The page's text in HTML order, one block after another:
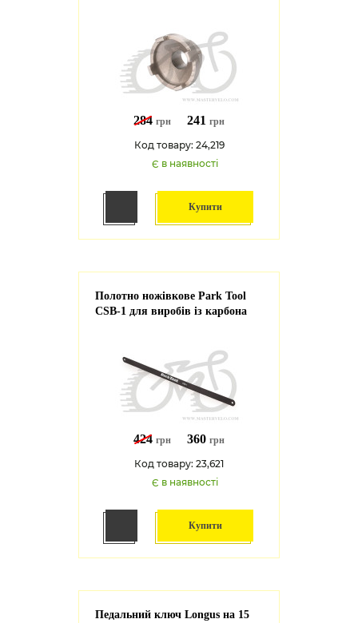
284 грн 241 грн
Код товару: 24,219
Є в наявності
Купити
Полотно ножівкове Park Tool
CSB-1 для виробів із карбона
424 грн 360 грн
Код товару: 23,621
Є в наявності
Купити
Педальний ключ Longus на 15